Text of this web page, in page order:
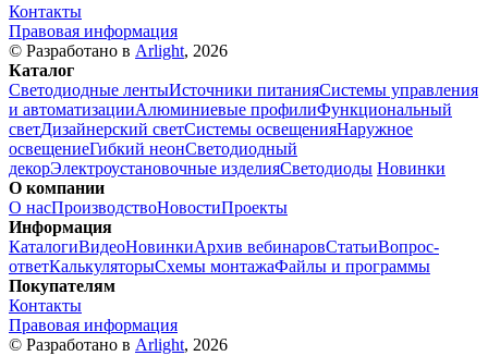
Контакты
Правовая информация
© Разработано в Arlight, 2026
Каталог
Светодиодные лентыИсточники питанияСистемы управления
и автоматизацииАлюминиевые профилиФункциональный
светДизайнерский светСистемы освещенияНаружное
освещениеГибкий неонСветодиодный
декорЭлектроустановочные изделияСветодиоды Новинки
О компании
О насПроизводствоНовостиПроекты
Информация
КаталогиВидеоНовинкиАрхив вебинаровСтатьиВопрос-
ответКалькуляторыСхемы монтажаФайлы и программы
Покупателям
Контакты
Правовая информация
© Разработано в Arlight, 2026